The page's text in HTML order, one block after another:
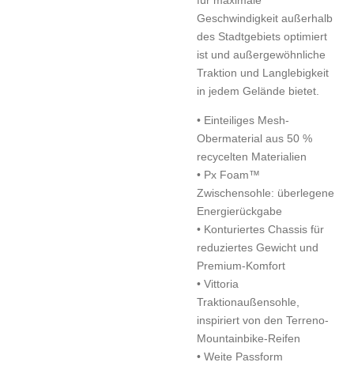
Geschwindigkeit außerhalb
des Stadtgebiets optimiert
ist und außergewöhnliche
Traktion und Langlebigkeit
in jedem Gelände bietet.
• Einteiliges Mesh-
Obermaterial aus 50 %
recycelten Materialien
• Px Foam™
Zwischensohle: überlegene
Energierückgabe
• Konturiertes Chassis für
reduziertes Gewicht und
Premium-Komfort
• Vittoria
Traktionaußensohle,
inspiriert von den Terreno-
Mountainbike-Reifen
• Weite Passform